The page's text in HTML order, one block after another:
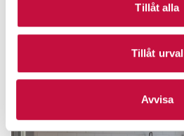
Tillåt alla
Tillåt urval
Avvisa